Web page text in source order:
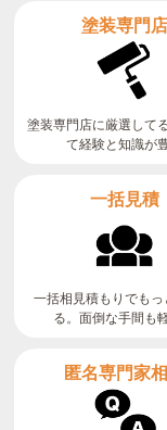
塗装専門店
塗装専門店に厳選して
て経験と知識が
一括見積
一括相見積もりでもっ
る。面倒な手間も軽
匿名専門家